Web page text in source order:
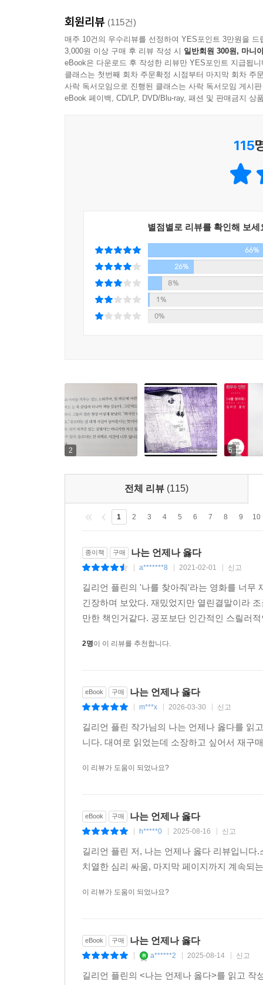
이 행동하고 있었다.
마일즈는 수전을 안으러 다가왔다. 걸을 때도 어
엄마를 감싸 안고 품속으로 파고들었다. 수전은
--- p.46
저택에서는 하루가 멀다 하고 의문의 사건들이
“결말을 안 뒤에 더 생각하게 만드는 수수께끼 같
길리언 플린, 자신이 가장 잘 쓰는 글을 선사하다
《나는 언제나 옳다》는 《나를 찾아줘》로 전
를 기고했는데, 이 작품으로 2015 에드거상 최우
출간되자마자 아마존 베스트셀러에 오른 데
낡고 오래된 빅토리아풍 저택에 얽힌 어느 가족
컴컴한 복도 끝에서 들려오는 발자국 소리, 촛대
중세 시대의 건축물과 폐허를 배경으로 귀신 이
에드거 앨런 포, 찰스 디킨스 등의 작품에 등장
이야기와는 전혀 다르면서도 플린 특유의 섬뜩함
우울한 새엄마 수전과 작고 창백한 의붓아들
특유의 문체로 묘사하고 있다.
셋째, 플린은 현실과 소설을 구분하지 않는다. 그녀
살고 있는지’ 돌아보게 만든다.
일을 하다가 가짜 심령술사 노릇을 해보려고 한
심지어 중산층을 중심으로 점과 운세가 유행하는
나는 길에서 구걸할 때조차 머리를 써서 한 푼이
위로하는 일종의 엔터테인먼트 사업이라고 말한
길리언 플린은 여기서 그치지 않고 또 다른 모
화자에게 말한다. “수전을 믿어요, 나를 믿어요
마음에 달린 거죠.” 그러자 화자는 ‘그래, 너를 믿
결국 독자도 화자, 수전, 마일즈의 말 전체를 되
독자들도 다시 처음으로 돌아와 ‘무엇이, 어디까지
됐는데, 정말로 그렇게 하셨죠. 아줌마는 자기
않나요?” _80p
“하하! 좋은 지적이에요. 그럼 누군가는 아줌
사람이라고 생각하는 편이 더 낫다고 봤어요." 82p
이런 특징은 많은 현대 소설에서 시도했던 작가-
아닌 독자가 작품에 개입해 함께 이야기를 풀
심어준다. 작품에서 자유롭게 펼쳐지는 여성 주인
찬사처럼 ‘천재 이야기꾼’이자 ‘타고난 스토리텔
보여주지 않기 때문이다. 누구든지 상대방의
것이다.
_작가의 말. 영국 언론과의 인터뷰
회원리뷰 (115건)
매주 10건의 우수리뷰를 선정하여 YES포인트 3만원을 드
3,000원 이상 구매 후 리뷰 작성 시 일반회원 300원, 마니
eBook은 다운로드 후 작성한 리뷰만 YES포인트 지급됩니
클래스는 첫번째 회차 주문확정 시점부터 마지막 회차 주
사락 독서모임으로 진행된 클래스는 사락 독서모임 게시
eBook 페이백, CD/LP, DVD/Blu-ray, 패션 및 판매금지 상
115
별점별로 리뷰를 확인해 보세
66%
26%
8%
1%
0%
2 5
전체 리뷰 (115)
1 2 3 4 5 6 7 8 9 10
종이책 구매 나는 언제나 옳다
a*******8 2021-02-01 신고
길리언 플린의 '나를 찾아줘'라는 영화를 너무
긴장하며 보았다. 재밌었지만 열린결말이라
만한 책인거같다. 공포보단 인간적인 스릴러
2명이 이 리뷰를 추천합니다.
eBook 구매 나는 언제나 옳다
m***x 2026-03-30 신고
길리언 플린 작가님의 나는 언제나 옳다를 읽
니다. 대여로 읽었는데 소장하고 싶어서 재구
이 리뷰가 도움이 되었나요?
eBook 구매 나는 언제나 옳다
h*****0 2025-08-16 신고
길리언 플린 저, 나는 언제나 옳다 리뷰입니
치열한 심리 싸움, 마지막 페이지까지 계속되
이 리뷰가 도움이 되었나요?
eBook 구매 나는 언제나 옳다
a******2 2025-08-14 신고
길리언 플린의 <나는 언제나 옳다>를 읽고 작